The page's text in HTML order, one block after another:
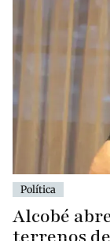
Política
Alcobé